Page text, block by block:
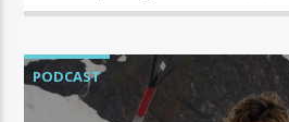
PODCAST